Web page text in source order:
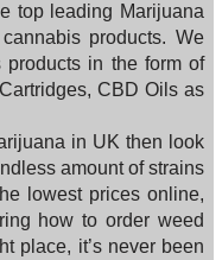
top leading Marijuana
products. We
in the form of
CBD Oils as
in UK then look
amount of strains
lowest prices online,
how to order weed
place, it’s never been